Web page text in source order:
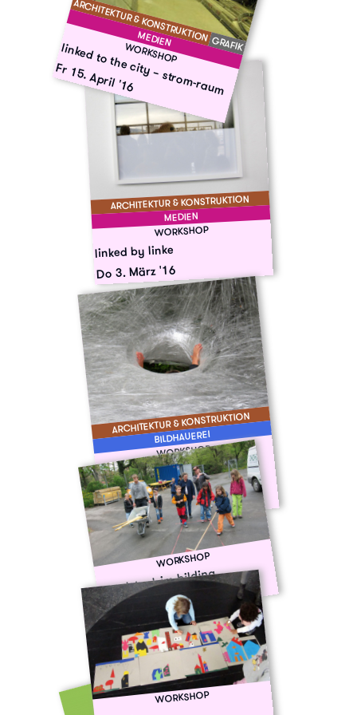
ARCHITEKTUR & KONSTRUKTIONGRAFIK
MEDIEN
WORKSHOP
linked to the city – strom-raum
Fr 15. April '16
ARCHITEKTUR & KONSTRUKTION
MEDIEN
WORKSHOP
linked by linke
Do 3. März '16
ARCHITEKTUR & KONSTRUKTION
BILDHAUEREI
WORKSHOP
das DING im bilding – numen
est omen
Fr 25. Sept. '15
WORKSHOP
woodstock im bilding
Fr 17. April '15
WORKSHOP